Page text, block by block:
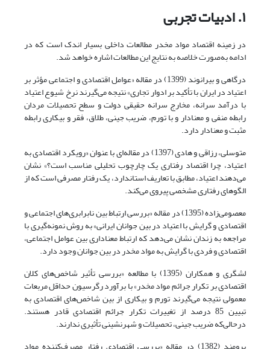
۱. ادبیات تجربی
در زمینه اقتصاد مواد مخدر مطالعات داخلی بسیار اندک است که در
ادامه به‌صورت خلاصه به نتایج این مطالعات اشاره خواهد شد.
درگاهی و بیرانوند (1399) در مقاله‌ «عوامل اقتصادی و اجتماعی مؤثر بر
اعتیاد در ایران با تأکید بر ادوار تجاری» نتیجه می‌گیرند نرخ شیوع اعتیاد
با درآمد سرانه، مخارج سرانه حقیقی دولت و سطح تحصیلات مردان
رابطه منفی و معنادار و با تورم، ضریب جینی، طلاق، فقر و بیکاری رابطه
مثبت و معنادار دارد.
متوسلی، رزاقی و هادی (1397) در مقاله‌ای با عنوان «رویکرد اقتصادی به
اعتیاد، چرا اقتصاد رفتاری یک چارچوب تحلیلی مناسب است؟» نشان
می‌دهند اعتیاد، مطابق با تعاریف استاندارد، یک رفتار مصرفی است که از
الگوهای رفتاری مشخصی پیروی می‌کند.
معصومی‌زاده (1395) در مقاله «بررسی ارتباط بین نابرابری‌های اجتماعی و
اقتصادی و گرایش با اعتیاد در بین جوانان ایرانی» به روش نمونه‌گیری با
مراجعه به زندان نشان می‌دهد که ارتباط معنا‌داری بین عوامل اجتماعی،
اقتصادی و فردی با گرایش به مواد مخدر در بین جوانان وجود دارد.
لشگری و همکاران (1395) با مطالعه «بررسی تأثیر شاخص‌های کلان
اقتصادی بر تکرار جرائم مواد مخدر» با برآورد رگرسیون حداقل مربعات
معمولی نتیجه می‌گیرند تورم و بیکاری از بین شاخص‌های اقتصادی به
تبیین 85 درصد از تغییرات تکرار جرائم اقتصادی قادر هستند.
درحالی‌که ضریب جینی، تحصیلات و شهرنشینی تأثیری ندارند.